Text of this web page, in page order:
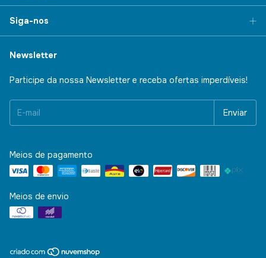
Siga-nos
Newsletter
Participe da nossa Newsletter e receba ofertas imperdíveis!
Meios de pagamento
Meios de envio